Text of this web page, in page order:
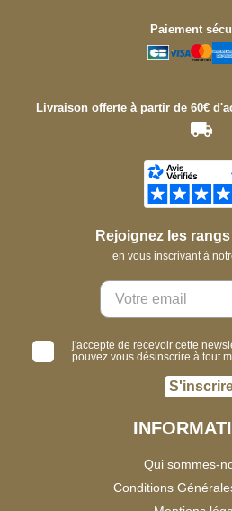
Paiement
Livraison offerte à partir de 60€
Rejoignez les
en vous inscrivant à
j'accepte de recevoir cette
pouvez vous désinscrire à tout
Qui sommes-
Conditions